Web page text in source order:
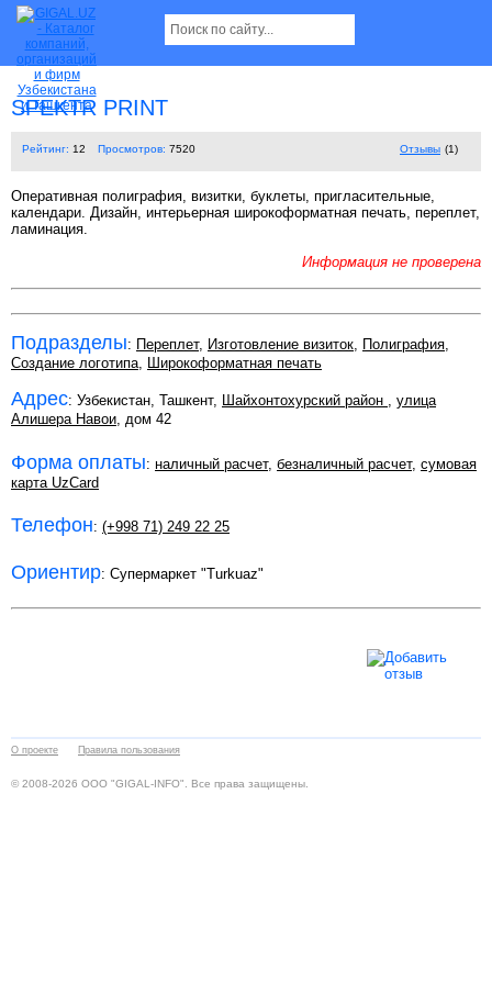
SPEKTR PRINT
Рейтинг: 12 Просмотров: 7520 Отзывы (1)
Оперативная полиграфия, визитки, буклеты, пригласительные,
календари. Дизайн, интерьерная широкоформатная печать, переплет,
ламинация.
Информация не проверена
Подразделы: Переплет, Изготовление визиток, Полиграфия,
Создание логотипа, Широкоформатная печать
Адрес: Узбекистан, Ташкент, Шайхонтохурский район , улица
Алишера Навои, дом 42
Форма оплаты: наличный расчет, безналичный расчет, сумовая
карта UzCard
Телефон: (+998 71) 249 22 25
Ориентир: Супермаркет "Turkuaz"
О проекте Правила пользования
© 2008-2026 ООО "GIGAL-INFO". Все права защищены.